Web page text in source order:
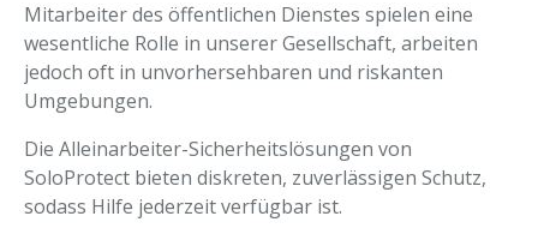
Mitarbeiter des öffentlichen Dienstes spielen eine
wesentliche Rolle in unserer Gesellschaft, arbeiten
jedoch oft in unvorhersehbaren und riskanten
Umgebungen.
Die Alleinarbeiter-Sicherheitslösungen von
SoloProtect bieten diskreten, zuverlässigen Schutz,
sodass Hilfe jederzeit verfügbar ist.